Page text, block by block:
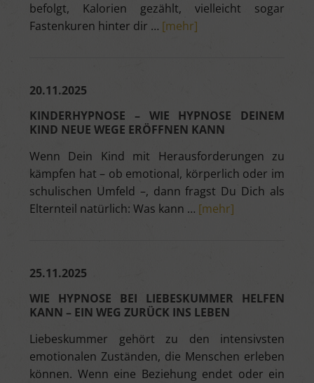
befolgt, Kalorien gezählt, vielleicht sogar
Fastenkuren hinter dir … [mehr]
20.11.2025
KINDERHYPNOSE – WIE HYPNOSE DEINEM
KIND NEUE WEGE ERÖFFNEN KANN
Wenn Dein Kind mit Herausforderungen zu
kämpfen hat – ob emotional, körperlich oder im
schulischen Umfeld –, dann fragst Du Dich als
Elternteil natürlich: Was kann … [mehr]
25.11.2025
WIE HYPNOSE BEI LIEBESKUMMER HELFEN
KANN – EIN WEG ZURÜCK INS LEBEN
Liebeskummer gehört zu den intensivsten
emotionalen Zuständen, die Menschen erleben
können. Wenn eine Beziehung endet oder ein